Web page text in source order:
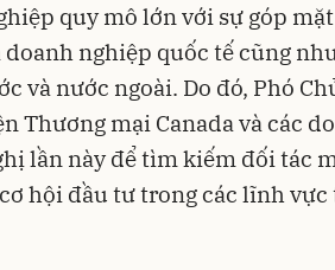
quy mô lớn với sự góp
nghiệp quốc tế cũng
và nước ngoài. Do đó, Phó
Thương mại Canada và các
lần này để tìm kiếm đối tác
hội đầu tư trong các lĩnh vực